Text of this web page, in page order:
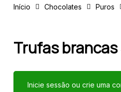
Início Chocolates Puros
Trufas
Inicie sessão ou crie uma